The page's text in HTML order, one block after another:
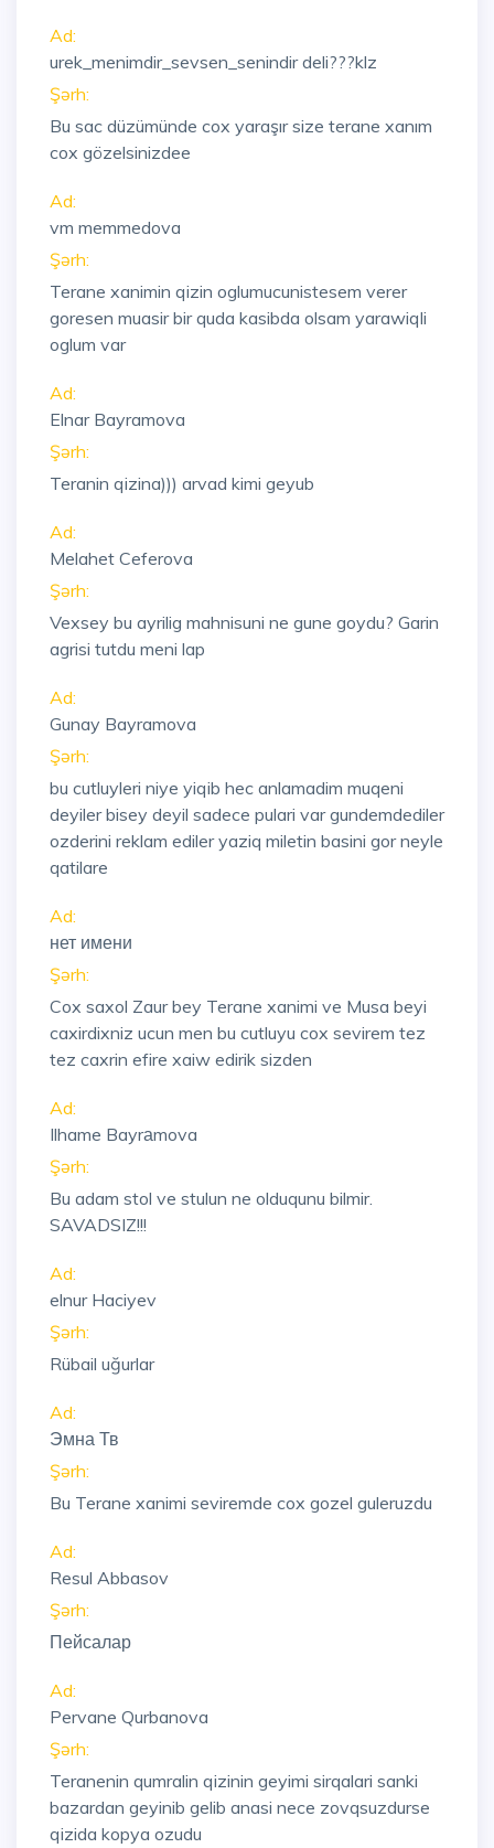
Ad:
urek_menimdir_sevsen_senindir deli???klz
Şərh:
Bu sac düzümünde cox yaraşır size terane xanım
cox gözelsinizdee
Ad:
vm memmedova
Şərh:
Terane xanimin qizin oglumucunistesem verer
goresen muasir bir quda kasibda olsam yarawiqli
oglum var
Ad:
Elnar Bayramova
Şərh:
Teranin qizina))) arvad kimi geyub
Ad:
Melahet Ceferova
Şərh:
Vexsey bu ayrilig mahnisuni ne gune goydu? Garin
agrisi tutdu meni lap
Ad:
Gunay Bayramova
Şərh:
bu cutluyleri niye yiqib hec anlamadim muqeni
deyiler bisey deyil sadece pulari var gundemdediler
ozderini reklam ediler yaziq miletin basini gor neyle
qatilare
Ad:
нет имени
Şərh:
Cox saxol Zaur bey Terane xanimi ve Musa beyi
caxirdixniz ucun men bu cutluyu cox sevirem tez
tez caxrin efire xaiw edirik sizden
Ad:
Ilhame Bayrаmova
Şərh:
Bu adam stol ve stulun ne olduqunu bilmir.
SAVADSIZ!!!
Ad:
elnur Haciyev
Şərh:
Rübail uğurlar
Ad:
Эмна Тв
Şərh:
Bu Terane xanimi seviremde cox gozel guleruzdu
Ad:
Resul Abbasov
Şərh:
Пейсалар
Ad:
Pervane Qurbanova
Şərh:
Teranenin qumralin qizinin geyimi sirqalari sanki
bazardan geyinib gelib anasi nece zovqsuzdurse
qizida kopya ozudu